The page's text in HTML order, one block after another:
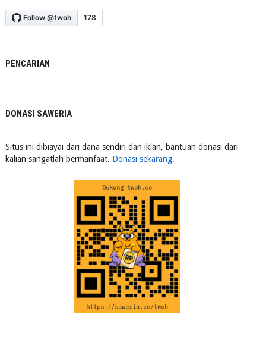
PENCARIAN
DONASI SAWERIA
Situs ini dibiayai dari dana sendiri dan iklan, bantuan donasi dari
kalian sangatlah bermanfaat. Donasi sekarang.